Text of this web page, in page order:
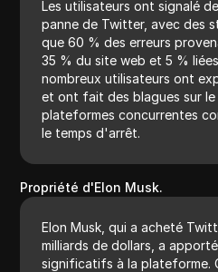
Les utilisateurs ont signalé
panne de Twitter, avec des
que 60 % des erreurs
35 % du site web et 5 %
nombreux utilisateurs ont
et ont fait des blagues sur
plateformes concurrentes
le temps d'arrêt.
Propriété d'Elon Musk.
Elon Musk, qui a acheté
milliards de dollars, a
significatifs à la plateforme.